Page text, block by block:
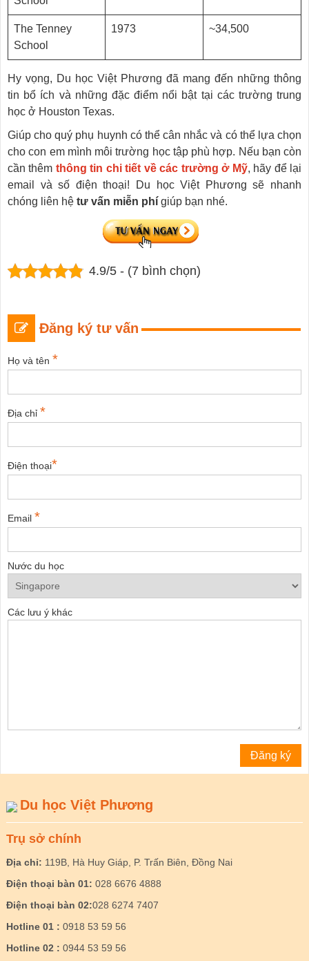
The Tenney
School
1973 ~34,500
Hy vọng, Du học Việt Phương đã mang đến những thông
tin bổ ích và những đặc điểm nổi bật tại các trường trung
học ở Houston Texas.
Giúp cho quý phụ huynh có thể cân nhắc và có thể lựa chọn
cho con em mình môi trường học tập phù hợp. Nếu bạn còn
cần thêm thông tin chi tiết về các trường ở Mỹ, hãy để lại
email và số điện thoại! Du học Việt Phương sẽ nhanh
chóng liên hệ tư vấn miễn phí giúp bạn nhé.
4.9/5 - (7 bình chọn)
Đăng ký tư vấn
Họ và tên *
Địa chỉ *
Điện thoại*
Email *
Nước du học
Các lưu ý khác
Du học Việt Phương
Trụ sở chính
Địa chỉ: 119B, Hà Huy Giáp, P. Trấn Biên, Đồng Nai
Điện thoại bàn 01: 028 6676 4888
Điện thoại bàn 02:028 6274 7407
Hotline 01 : 0918 53 59 56
Hotline 02 : 0944 53 59 56